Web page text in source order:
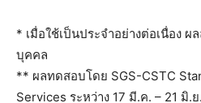
* เมื่อใช้เป็นประจำอย่างต่อเนื่อง
บุคคล
** ผลทดสอบโดย SGS-CSTC
Services ระหว่าง 17 มี.ค. – 21 มิ.